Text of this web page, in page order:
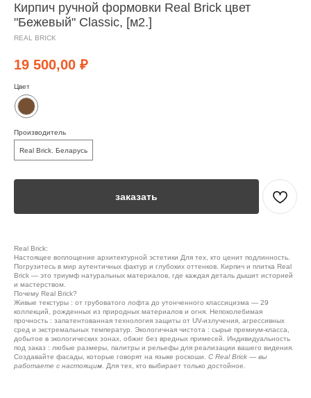
Кирпич ручной формовки Real Brick цвет
"Бежевый" Classic, [м2.]
REAL BRICK
19 500,00 ₽
Цвет
Производитель
Real Brick. Беларусь
заказать
Real Brick:
Настоящее воплощение архитектурной эстетики Для тех, кто ценит подлинность.
Погрузитесь в мир аутентичных фактур и глубоких оттенков. Кирпич и плитка Real
Brick — это триумф натуральных материалов, где каждая деталь дышит историей
и мастерством.
Почему Real Brick?
Живые текстуры : от грубоватого лофта до утонченного классицизма — 29
коллекций, рожденных из природных материалов и огня. Непоколебимая
прочность : запатентованная технология защиты от UV-излучения, агрессивных
сред и экстремальных температур. Экологичная чистота : сырье премиум-класса,
добытое в экологических зонах, обжиг без вредных примесей. Индивидуальность
под заказ : любые размеры, палитры и рельефы для реализации вашего видения.
Создавайте фасады, которые говорят на языке роскоши. С Real Brick — вы
работаете с настоящим.
Для тех, кто выбирает только достойное.